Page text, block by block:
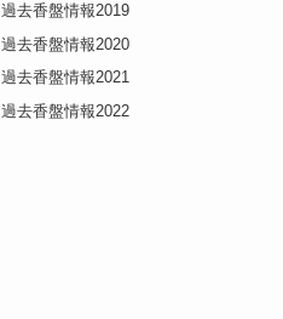
過去香盤情報2019
過去香盤情報2020
過去香盤情報2021
過去香盤情報2022